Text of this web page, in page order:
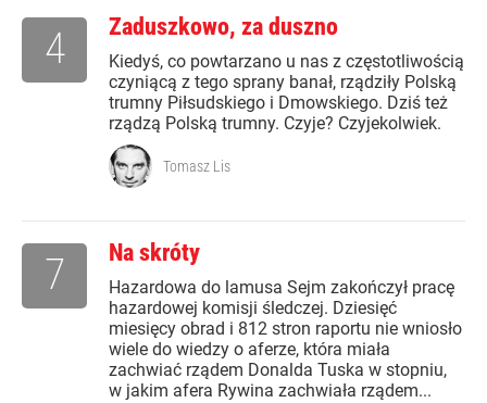
Zaduszkowo, za duszno
Kiedyś, co powtarzano u nas z częstotliwością
czyniącą z tego sprany banał, rządziły Polską
trumny Piłsudskiego i Dmowskiego. Dziś też
rządzą Polską trumny. Czyje? Czyjekolwiek.
4
Tomasz Lis
Na skróty
Hazardowa do lamusa Sejm zakończył pracę
hazardowej komisji śledczej. Dziesięć
miesięcy obrad i 812 stron raportu nie wniosło
wiele do wiedzy o aferze, która miała
zachwiać rządem Donalda Tuska w stopniu,
w jakim afera Rywina zachwiała rządem...
7